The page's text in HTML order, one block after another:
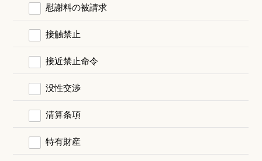
慰謝料の被請求
接触禁止
接近禁止命令
没性交渉
清算条項
特有財産